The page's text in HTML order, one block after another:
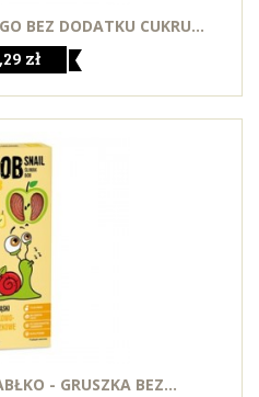
BEZ DODATKU CUKRU...
zł
- GRUSZKA BEZ...